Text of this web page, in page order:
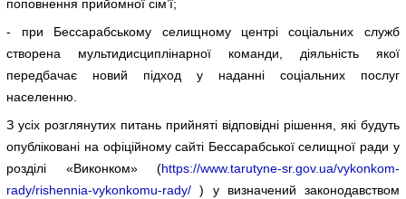
поповнення прийомної сім’ї;
- при Бессарабському селищному центрі соціальних служб
створена мультидисциплінарної команди, діяльність якої
передбачає новий підход у наданні соціальних послуг
населенню.
З усіх розглянутих питань прийняті відповідні рішення, які будуть
опубліковані на офіційному сайті Бессарабської селищної ради у
розділі «Виконком» (https://www.tarutyne-sr.gov.ua/vykonkom-
rady/rishennia-vykonkomu-rady/ ) у визначений законодавством